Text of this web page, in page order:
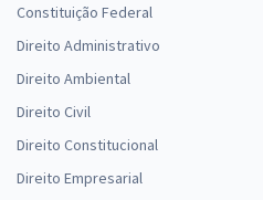
Constituição Federal
Direito Administrativo
Direito Ambiental
Direito Civil
Direito Constitucional
Direito Empresarial